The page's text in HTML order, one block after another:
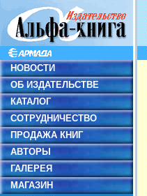
НОВОСТИ
ОБ ИЗДАТЕЛЬСТВЕ
КАТАЛОГ
СОТРУДНИЧЕСТВО
ПРОДАЖА КНИГ
АВТОРЫ
ГАЛЕРЕЯ
МАГАЗИН